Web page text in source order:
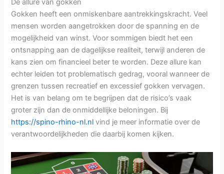
De allure van gokken
Gokken heeft een onmiskenbare aantrekkingskracht. Veel
mensen worden aangetrokken door de spanning en de
mogelijkheid van winst. Voor sommigen biedt het een
ontsnapping aan de dagelijkse realiteit, terwijl anderen de
kans zien om financieel beter te worden. Deze allure kan
echter leiden tot problematisch gedrag, vooral wanneer de
grenzen tussen recreatief en excessief gokken vervagen.
Het is van belang om te begrijpen dat de risico’s vaak
groter zijn dan de onmiddellijke beloningen. Bij
https://spino-rhino-nl.nl vind je meer informatie over de
verantwoordelijkheden die daarbij komen kijken.